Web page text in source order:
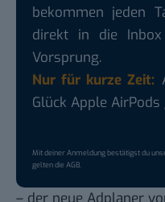
bekommen jeden
direkt in die
Vorsprung.
Nur für kurze Zeit:
Glück Apple
Mit deiner Anmeldung bestätigst du
gelten dieAGB.
– der neue Adplaner